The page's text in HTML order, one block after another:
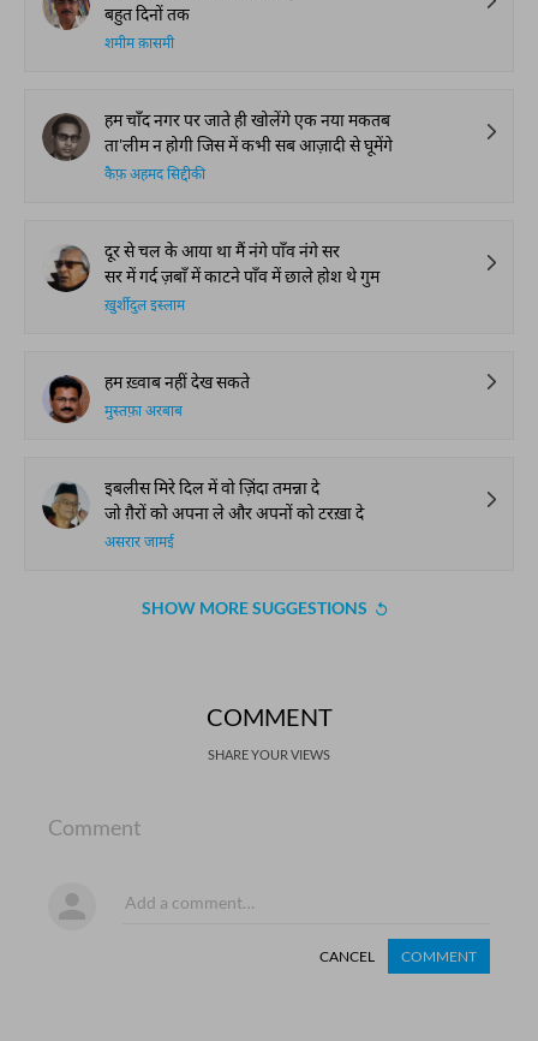
बहुत दिनों तक
शमीम क़ासमी
हम चाँद नगर पर जाते ही खोलेंगे एक नया मकतब
ता'लीम न होगी जिस में कभी सब आज़ादी से घूमेंगे
कैफ़ अहमद सिद्दीकी
दूर से चल के आया था मैं नंगे पाँव नंगे सर
सर में गर्द ज़बाँ में काटने पाँव में छाले होश थे गुम
ख़ुर्शीदुल इस्लाम
हम ख़्वाब नहीं देख सकते
मुस्तफ़ा अरबाब
इबलीस मिरे दिल में वो ज़िंदा तमन्ना दे
जो ग़ैरों को अपना ले और अपनों को टरख़ा दे
असरार जामई
SHOW MORE SUGGESTIONS
COMMENT
SHARE YOUR VIEWS
Comment
CANCEL COMMENT